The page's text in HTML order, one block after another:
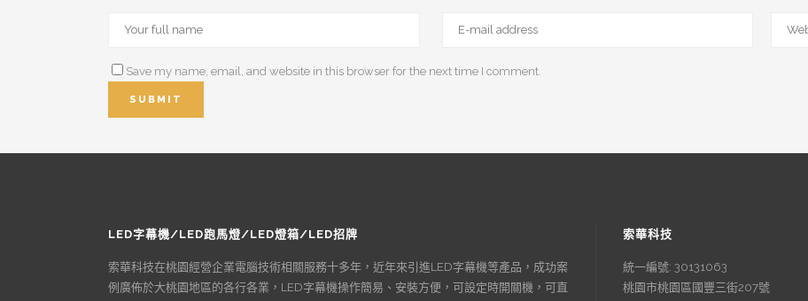
Save my name, email, and website in this browser for the next time I comment.
LED字幕機/LED跑馬燈/LED燈箱/LED招牌
索華科技在桃園經營企業電腦技術相關服務十多年，近年來引進LED字幕機等產品，成功案
例廣佈於大桃園地區的各行各業，LED字幕機操作簡易、安裝方便，可設定時開關機，可直
索華科技
統一編號: 30131063
桃園市桃園區國豐三街207號